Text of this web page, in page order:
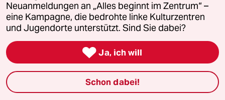
Leitlinie Informant Datenschutz Impressum AGB
Seitenwende Einwilligungen widerrufen (Ads)
Neuanmeldungen an „Alles beginnt im Zentrum“ –
eine Kampagne, die bedrohte linke Kulturzentren
und Jugendorte unterstützt. Sind Sie dabei?
 Ja, ich will
Schon dabei!